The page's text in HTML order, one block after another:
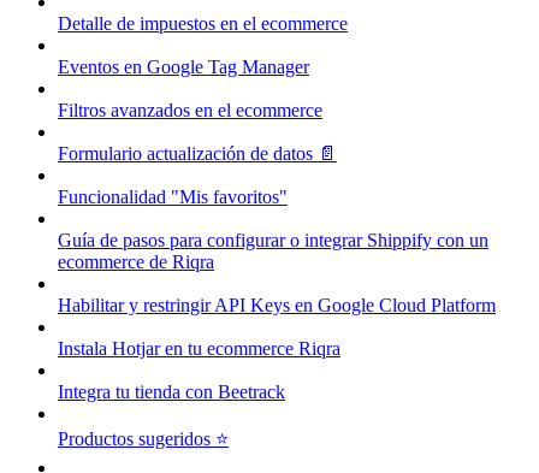
Detalle de impuestos en el ecommerce
Eventos en Google Tag Manager
Filtros avanzados en el ecommerce
Formulario actualización de datos 📄
Funcionalidad "Mis favoritos"
Guía de pasos para configurar o integrar Shippify con un
ecommerce de Riqra
Habilitar y restringir API Keys en Google Cloud Platform
Instala Hotjar en tu ecommerce Riqra
Integra tu tienda con Beetrack
Productos sugeridos ⭐